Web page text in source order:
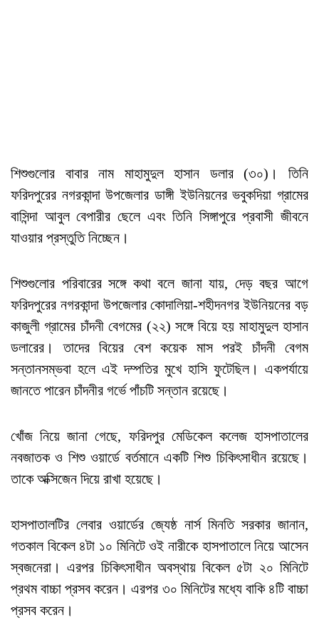
শিশুগুলোর বাবার নাম মাহামুদুল হাসান ডলার (৩০)। তিনি
ফরিদপুরের নগরকান্দা উপজেলার ডাঙ্গী ইউনিয়নের ভবুকদিয়া গ্রামের
বাসিন্দা আবুল বেপারীর ছেলে এবং তিনি সিঙ্গাপুরে প্রবাসী জীবনে
যাওয়ার প্রস্তুতি নিচ্ছেন।
শিশুগুলোর পরিবারের সঙ্গে কথা বলে জানা যায়, দেড় বছর আগে
ফরিদপুরের নগরকান্দা উপজেলার কোদালিয়া-শহীদনগর ইউনিয়নের বড়
কাজুলী গ্রামের চাঁদনী বেগমের (২২) সঙ্গে বিয়ে হয় মাহামুদুল হাসান
ডলারের। তাদের বিয়ের বেশ কয়েক মাস পরই চাঁদনী বেগম
সন্তানসম্ভবা হলে এই দম্পতির মুখে হাসি ফুটেছিল। একপর্যায়ে
জানতে পারেন চাঁদনীর গর্ভে পাঁচটি সন্তান রয়েছে।
খোঁজ নিয়ে জানা গেছে, ফরিদপুর মেডিকেল কলেজ হাসপাতালের
নবজাতক ও শিশু ওয়ার্ডে বর্তমানে একটি শিশু চিকিৎসাধীন রয়েছে।
তাকে অক্সিজেন দিয়ে রাখা হয়েছে।
হাসপাতালটির লেবার ওয়ার্ডের জ্যেষ্ঠ নার্স মিনতি সরকার জানান,
গতকাল বিকেল ৪টা ১০ মিনিটে ওই নারীকে হাসপাতালে নিয়ে আসেন
স্বজনেরা। এরপর চিকিৎসাধীন অবস্থায় বিকেল ৫টা ২০ মিনিটে
প্রথম বাচ্চা প্রসব করেন। এরপর ৩০ মিনিটের মধ্যে বাকি ৪টি বাচ্চা
প্রসব করেন।